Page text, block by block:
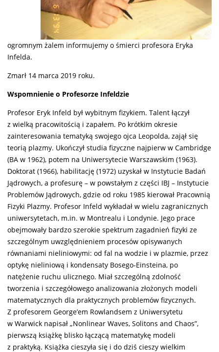
ogromnym żalem informujemy o śmierci profesora Eryka
Infelda.
Zmarł 14 marca 2019 roku.
Wspomnienie o Profesorze Infeldzie
Profesor Eryk Infeld był wybitnym fizykiem. Talent łączył
z wielką pracowitością i zapałem. Po krótkim okresie
zainteresowania tematyką swojego ojca Leopolda, zajął się
teorią plazmy. Ukończył studia fizyczne najpierw w Cambridge
(BA w 1962), potem na Uniwersytecie Warszawskim (1963).
Doktorat (1966), habilitację (1972) uzyskał w Instytucie Badań
Jądrowych, a profesurę – w powstałym z części IBJ – Instytucie
Problemów Jądrowych, gdzie od roku 1985 kierował Pracownią
Fizyki Plazmy. Profesor Infeld wykładał w wielu zagranicznych
uniwersytetach, m.in. w Montrealu i Londynie. Jego prace
obejmowały bardzo szerokie spektrum zagadnień fizyki ze
szczególnym uwzględnieniem procesów opisywanych
równaniami nieliniowymi: od fal na wodzie i w plazmie, przez
optykę nieliniową i kondensaty Bosego-Einsteina, po
natężenie ruchu ulicznego. Miał szczególną zdolność
tworzenia i szczegółowego analizowania złożonych modeli
matematycznych dla praktycznych problemów fizycznych.
Z profesorem George’em Rowlandsem z Uniwersytetu
w Warwick napisał „Nonlinear Waves, Solitons and Chaos”,
pierwszą książkę blisko łączącą matematykę modeli
z praktyką. Książka cieszyła się i do dziś cieszy wielkim